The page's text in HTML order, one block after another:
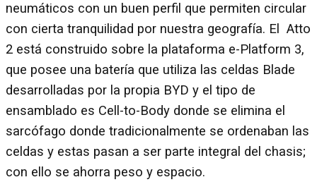
neumáticos con un buen perfil que permiten circular
con cierta tranquilidad por nuestra geografía. El Atto
2 está construido sobre la plataforma e-Platform 3,
que posee una batería que utiliza las celdas Blade
desarrolladas por la propia BYD y el tipo de
ensamblado es Cell-to-Body donde se elimina el
sarcófago donde tradicionalmente se ordenaban las
celdas y estas pasan a ser parte integral del chasis;
con ello se ahorra peso y espacio.